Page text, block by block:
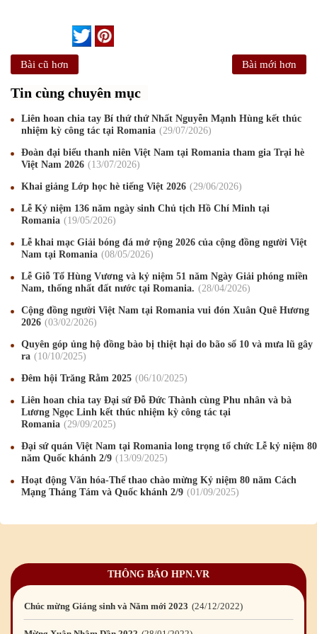
Bài cũ hơn Bài mới hơn
Tin cùng chuyên mục
Liên hoan chia tay Bí thứ thứ Nhất Nguyễn Mạnh Hùng kết thúc
nhiệm kỳ công tác tại Romania
29/07/2026
Đoàn đại biểu thanh niên Việt Nam tại Romania tham gia Trại hè
Việt Nam 2026
13/07/2026
Khai giảng Lớp học hè tiếng Việt 2026 29/06/2026
Lễ Kỷ niệm 136 năm ngày sinh Chủ tịch Hồ Chí Minh tại
Romania
19/05/2026
Lễ khai mạc Giải bóng đá mở rộng 2026 của cộng đồng người Việt
Nam tại Romania
08/05/2026
Lễ Giỗ Tổ Hùng Vương và kỷ niệm 51 năm Ngày Giải phóng miền
Nam, thống nhất đất nước tại Romania.
28/04/2026
Cộng đồng người Việt Nam tại Romania vui đón Xuân Quê Hương
2026
03/02/2026
Quyên góp ủng hộ đồng bào bị thiệt hại do bão số 10 và mưa lũ gây
ra
10/10/2025
Đêm hội Trăng Rằm 2025 06/10/2025
Liên hoan chia tay Đại sứ Đỗ Đức Thành cùng Phu nhân và bà
Lương Ngọc Linh kết thúc nhiệm kỳ công tác tại
Romania
29/09/2025
Đại sứ quán Việt Nam tại Romania long trọng tổ chức Lễ kỷ niệm 80
năm Quốc khánh 2/9
13/09/2025
Hoạt động Văn hóa-Thể thao chào mừng Kỷ niệm 80 năm Cách
Mạng Tháng Tám và Quốc khánh 2/9
01/09/2025
THÔNG BÁO HPN.VR
Mừng Xuân Canh Tý 2020
Chúc mừng Giáng sinh và Năm mới 2020
Mừng Xuân Kỷ Hợi 2019
Chúc mừng Giáng sinh và Năm mới 2019
Mừng Xuân Bính Ngọ 2026 15/02/2026
Chúc mừng Giáng sinh và Năm mới 2026 24 /2025
Mừng Xuân Giáp Thìn 2024 09/02/2024
Chúc mừng Giáng sinh và Năm mới 2024 21/12/2023
Chúc mừng Giáng sinh và Năm mới 2023 24/12
Mừng Xuân Nhâm Dần 2022 28/01 /2022